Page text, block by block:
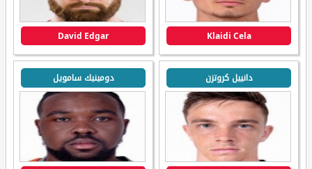
Klaidi Cela
David Edgar
دانييل كروتزن دومينيك سامويل